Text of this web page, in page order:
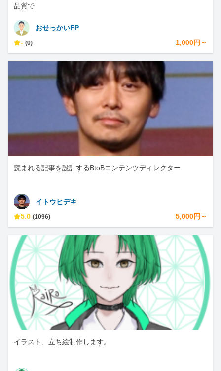
品質で
おせっかいFP
- (0) 1,000円～
読まれる記事を設計するBtoBコンテンツディレクター
イトウヒデキ
5.0 (1096) 5,000円～
イラスト、立ち絵制作します。